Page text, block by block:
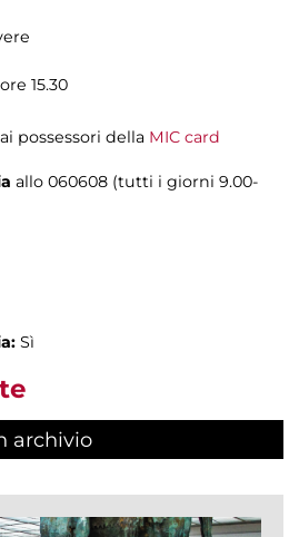
15.30
possessori della MIC card
allo 060608 (tutti i giorni 9.00-
Sì
archivio